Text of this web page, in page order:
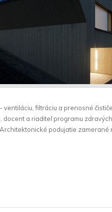
ventiláciu, filtráciu a prenosné
docent a riaditeľ programu
podujatie